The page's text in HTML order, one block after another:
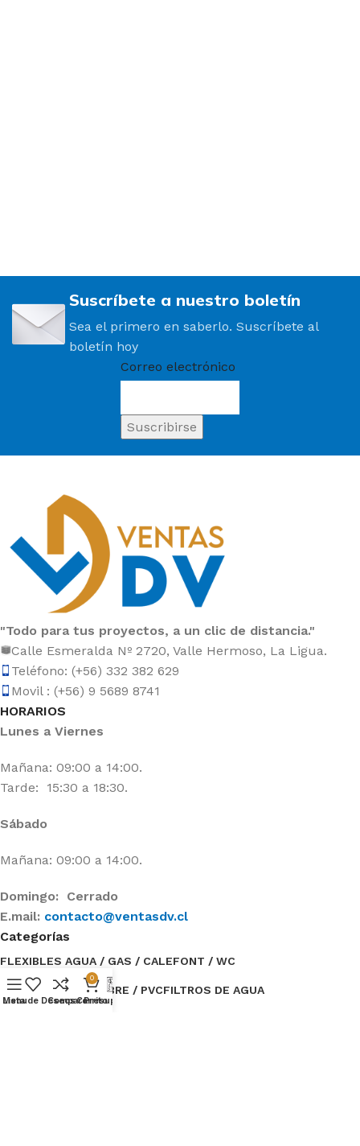
Suscríbete a nuestro boletín
Sea el primero en saberlo. Suscríbete al
boletín hoy
Correo electrónico
"Todo para tus proyectos, a un clic de distancia."
Calle Esmeralda Nº 2720, Valle Hermoso, La Ligua.
Teléfono: (+56) 332 382 629
Movil : (+56) 9 5689 8741
HORARIOS
Lunes a Viernes
Mañana: 09:00 a 14:00.
Tarde: 15:30 a 18:30.
Sábado
Mañana: 09:00 a 14:00.
Domingo: Cerrado
E.mail: contacto@ventasdv.cl
Categorías
FLEXIBLES AGUA / GAS / CALEFONT / WC
FITTINGS PPR / COBRE / PVCFILTROS DE AGUA
Menu
Lista de Deseos
Compare
0
Carrito
Presupuesto